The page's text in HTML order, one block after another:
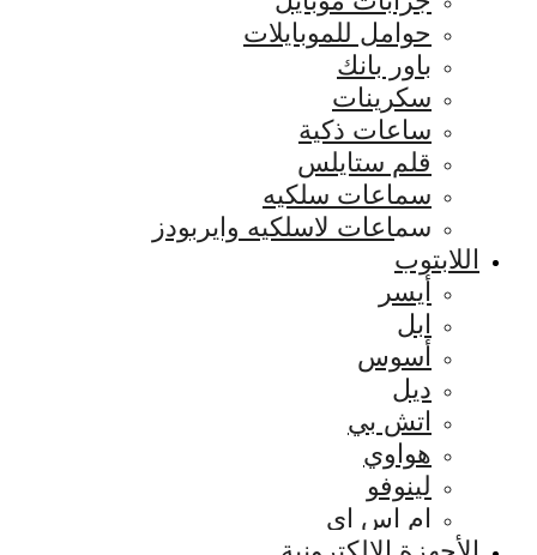
حوامل للموبايلات
باور بانك
سكرينات
ساعات ذكية
قلم ستايلس
سماعات سلكيه
سماعات لاسلكيه وايربودز
اللابتوب
أيسر
ابل
أسوس
ديل
اتش بي
هواوي
لينوفو
ام اس اي